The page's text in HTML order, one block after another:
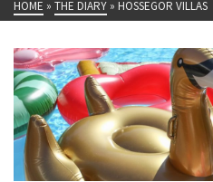
HOME » THE DIARY » HOSSEGOR VILLAS